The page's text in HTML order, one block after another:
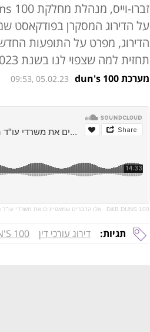
על הדירוג המסקרן בפודקאסט
הדירוג, מפרט על התופעות
תחזית למה שצפוי לנו בשנת 2023 בעולם עריכת הדין
מערכת dun's 100 09:53, 05.02.23
D&B DUNS 100
· אלו הדברים שמאפיינים את משרדי עו"ד
תגיות: דירוג עורכי דין 100